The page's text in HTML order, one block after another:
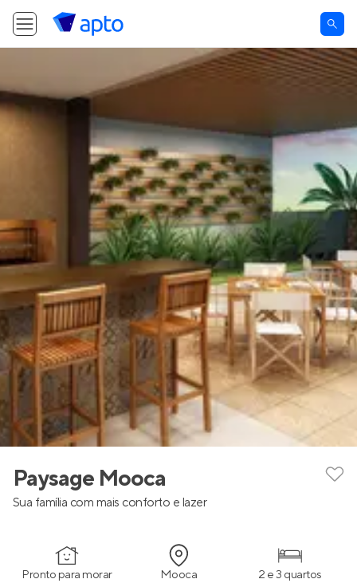
Paysage Mooca
Sua família com mais conforto e lazer
Pronto para morar Mooca 2 e 3 quartos